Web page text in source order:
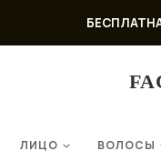
ЛИЦО ВОЛОСЫ